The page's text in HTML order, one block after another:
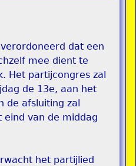
dat een
mee dient te
Het partijcongres zal
de 13e, aan het
de afsluiting zal
eind van de middag
het partijlied